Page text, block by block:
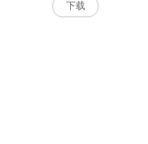
下载